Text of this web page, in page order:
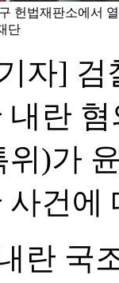
헌법재판소에서
단
자]
란
)가
건에
란 국